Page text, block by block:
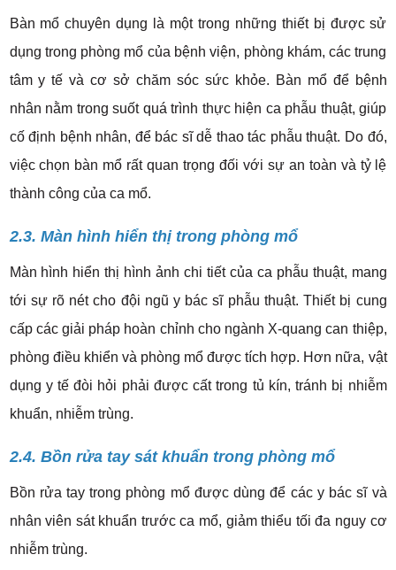
Bàn mổ chuyên dụng là một trong những thiết bị được sử
dụng trong phòng mổ của bệnh viện, phòng khám, các trung
tâm y tế và cơ sở chăm sóc sức khỏe. Bàn mổ để bệnh
nhân nằm trong suốt quá trình thực hiện ca phẫu thuật, giúp
cố định bệnh nhân, để bác sĩ dễ thao tác phẫu thuật. Do đó,
việc chọn bàn mổ rất quan trọng đối với sự an toàn và tỷ lệ
thành công của ca mổ.
2.3. Màn hình hiển thị trong phòng mổ
Màn hình hiển thị hình ảnh chi tiết của ca phẫu thuật, mang
tới sự rõ nét cho đội ngũ y bác sĩ phẫu thuật. Thiết bị cung
cấp các giải pháp hoàn chỉnh cho ngành X-quang can thiệp,
phòng điều khiển và phòng mổ được tích hợp. Hơn nữa, vật
dụng y tế đòi hỏi phải được cất trong tủ kín, tránh bị nhiễm
khuẩn, nhiễm trùng.
2.4. Bồn rửa tay sát khuẩn trong phòng mổ
Bồn rửa tay trong phòng mổ được dùng để các y bác sĩ và
nhân viên sát khuẩn trước ca mổ, giảm thiểu tối đa nguy cơ
nhiễm trùng.